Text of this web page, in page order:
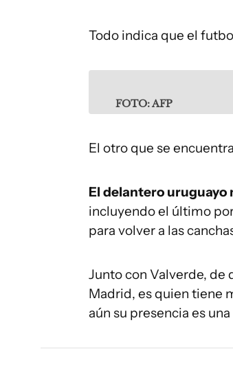
Todo indica que el
FOTO: AFP
El otro que se
El delantero uruguayo
incluyendo el último
para volver a las
Junto con Valverde, de
Madrid, es quien tiene
aún su presencia es